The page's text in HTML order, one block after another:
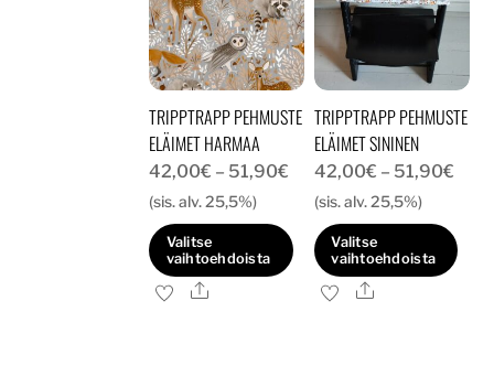
TRIPPTRAPP PEHMUSTE
ELÄIMET HARMAA
42,00€ – 51,90€ Hintaluokka:
42,00€
-
51,90€
(sis. alv. 25,5%)
Valitse
vaihtoehdoista
Tällä
Ale
TRIPPTRAPP PEHMUSTE
ELÄIMET SININEN
42,00€ – 51,90€
(sis. alv. 25,5%)
Valitse
vaihtoehdoista
Tällä
Ale